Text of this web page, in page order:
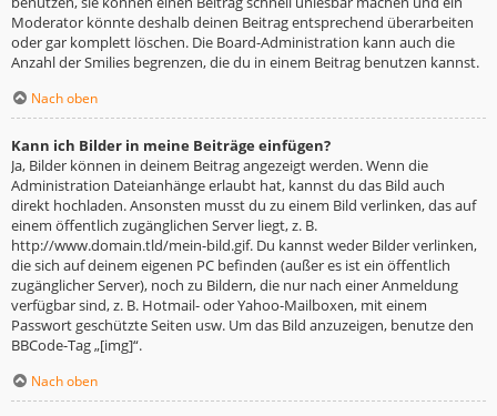
Moderator könnte deshalb deinen Beitrag entsprechend überarbeiten
oder gar komplett löschen. Die Board-Administration kann auch die
Anzahl der Smilies begrenzen, die du in einem Beitrag benutzen kannst.
Nach oben
Kann ich Bilder in meine Beiträge einfügen?
Ja, Bilder können in deinem Beitrag angezeigt werden. Wenn die
Administration Dateianhänge erlaubt hat, kannst du das Bild auch
direkt hochladen. Ansonsten musst du zu einem Bild verlinken, das auf
einem öffentlich zugänglichen Server liegt, z. B.
http://www.domain.tld/mein-bild.gif. Du kannst weder Bilder verlinken,
die sich auf deinem eigenen PC befinden (außer es ist ein öffentlich
zugänglicher Server), noch zu Bildern, die nur nach einer Anmeldung
verfügbar sind, z. B. Hotmail- oder Yahoo-Mailboxen, mit einem
Passwort geschützte Seiten usw. Um das Bild anzuzeigen, benutze den
BBCode-Tag „[img]“.
Nach oben